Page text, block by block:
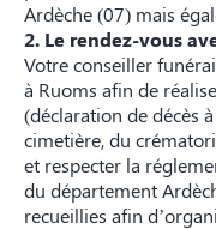
Ardèche (07) mais
2. Le rendez-vous
Votre conseiller
à Ruoms afin de
(déclaration de décès
cimetière, du
et respecter la
du département
recueillies afin